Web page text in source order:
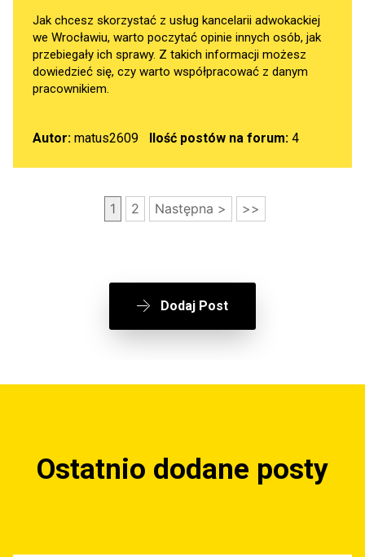
Jak chcesz skorzystać z usług kancelarii adwokackiej
we Wrocławiu, warto poczytać opinie innych osób, jak
przebiegały ich sprawy. Z takich informacji możesz
dowiedzieć się, czy warto współpracować z danym
pracownikiem.
Autor: matus2609 Ilość postów na forum:4
1 2 Następna > >>
Dodaj Post
Ostatnio dodane posty